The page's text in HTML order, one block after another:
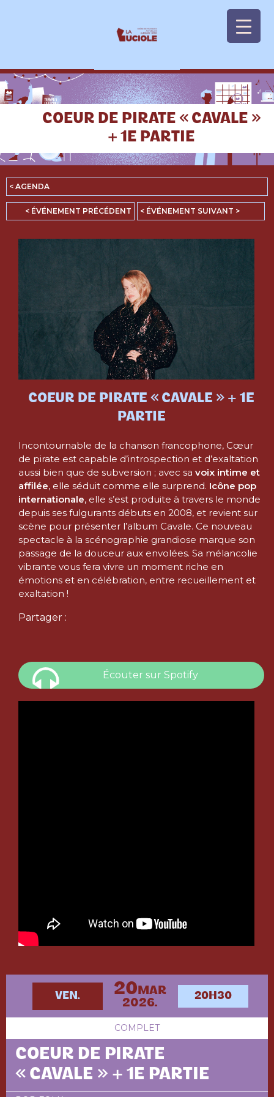
COEUR DE PIRATE « CAVALE »
+ 1E PARTIE
< AGENDA
< ÉVÉNEMENT PRÉCÉDENT < ÉVÉNEMENT SUIVANT >
COEUR DE PIRATE « CAVALE » + 1E
PARTIE
Incontournable de la chanson francophone, Cœur
de pirate est capable d’introspection et d’exaltation
aussi bien que de subversion ; avec sa voix intime et
affilée, elle séduit comme elle surprend. Icône pop
internationale, elle s’est produite à travers le monde
depuis ses fulgurants débuts en 2008, et revient sur
scène pour présenter l’album Cavale. Ce nouveau
spectacle à la scénographie grandiose marque son
passage de la douceur aux envolées. Sa mélancolie
vibrante vous fera vivre un moment riche en
émotions et en célébration, entre recueillement et
exaltation !
Partager :
Écouter sur Spotify
VEN. 20MAR
2026.
20H30
COMPLET
COEUR DE PIRATE
« CAVALE » + 1E PARTIE